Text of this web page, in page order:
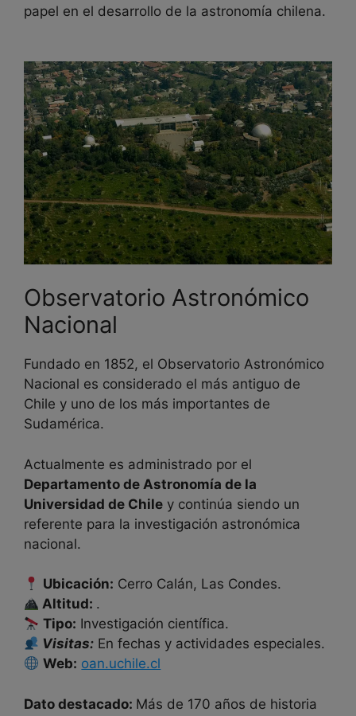
papel en el desarrollo de la astronomía chilena.
Observatorio Astronómico
Nacional
Fundado en 1852, el Observatorio Astronómico
Nacional es considerado el más antiguo de
Chile y uno de los más importantes de
Sudamérica.
Actualmente es administrado por el
Departamento de Astronomía de la
Universidad de Chile y continúa siendo un
referente para la investigación astronómica
nacional.
Ubicación: Cerro Calán, Las Condes.
Altitud: .
Tipo: Investigación científica.
Visitas: En fechas y actividades especiales.
Web: oan.uchile.cl
Dato destacado: Más de 170 años de historia